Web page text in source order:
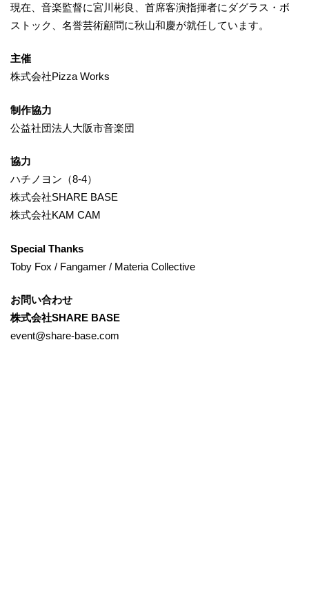
現在、音楽監督に宮川彬良、首席客演指揮者にダグラス・ボ
ストック、名誉芸術顧問に秋山和慶が就任しています。
主催
株式会社Pizza Works
制作協力
公益社団法人大阪市音楽団
協力
ハチノヨン（8-4）
株式会社SHARE BASE
株式会社KAM CAM
Special Thanks
Toby Fox / Fangamer / Materia Collective
お問い合わせ
株式会社SHARE BASE
event@share-base.com